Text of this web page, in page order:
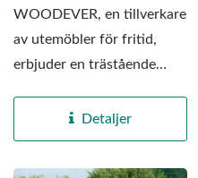
WOODEVER, en tillverkare
av utemöbler för fritid,
erbjuder en trästående
hängmatteställning...
Detaljer